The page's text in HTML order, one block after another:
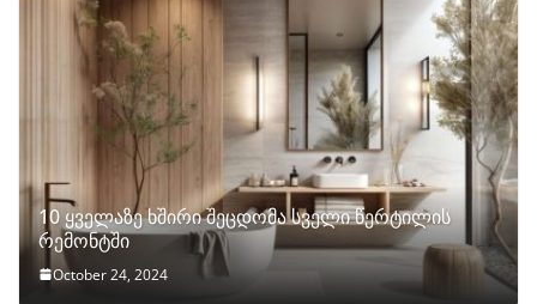
10 ყველაზე ხშირი შეცდომა სველი წერტილის
რემონტში
October 24, 2024